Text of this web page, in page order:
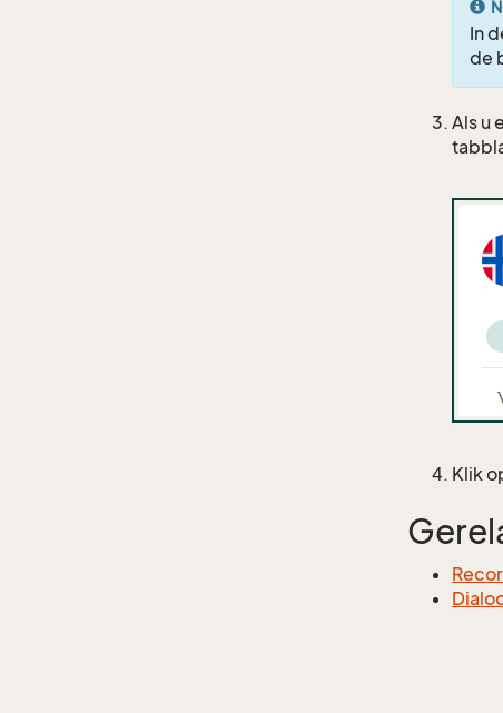
In
de
Als u
Klik